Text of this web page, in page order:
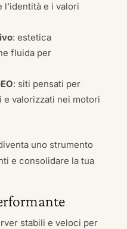
e i valori
: estetica
fluida per
: siti pensati per
valorizzati nei motori
uno strumento
e consolidare la tua
stabili e veloci per